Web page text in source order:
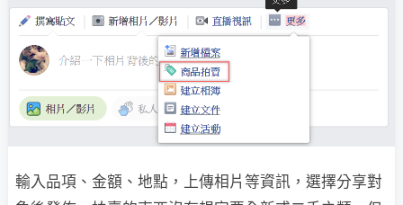
輸入品項、金額、地點，上傳相片等資訊，選擇分享對